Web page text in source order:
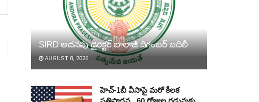
SIRD అదనపు డైరెక్టర్‌ బాలాజీ దిగంబర్‌ బదిలీ
AUGUST 8, 2026
హెచ్‌-1బీ వీసాపై మరో కీలక